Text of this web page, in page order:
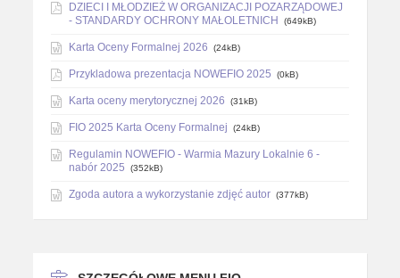
DZIECI I MŁODZIEŻ W ORGANIZACJI POZARZĄDOWEJ
- STANDARDY OCHRONY MAŁOLETNICH
(649kB)
Karta Oceny Formalnej 2026 (24kB)
Przykladowa prezentacja NOWEFIO 2025 (0kB)
Karta oceny merytorycznej 2026 (31kB)
FIO 2025 Karta Oceny Formalnej (24kB)
Regulamin NOWEFIO - Warmia Mazury Lokalnie 6 -
nabór 2025
(352kB)
Zgoda autora a wykorzystanie zdjęć autor (377kB)